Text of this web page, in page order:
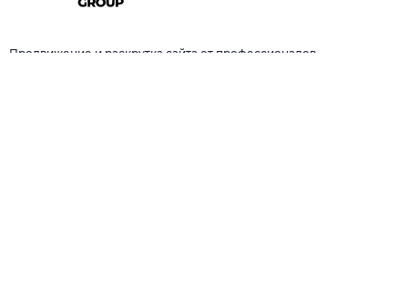
Продвижение и раскрутка сайта от профессионалов